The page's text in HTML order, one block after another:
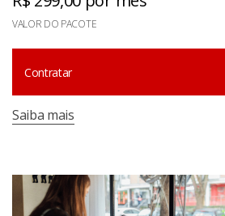
VALOR DO PACOTE
Contratar
Saiba mais